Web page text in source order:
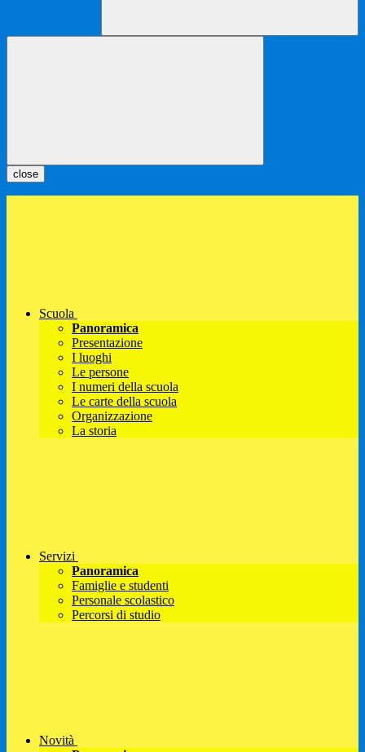
close
Scuola
Panoramica
Presentazione
I luoghi
Le persone
I numeri della scuola
Le carte della scuola
Organizzazione
La storia
Servizi
Panoramica
Famiglie e studenti
Personale scolastico
Percorsi di studio
Novità